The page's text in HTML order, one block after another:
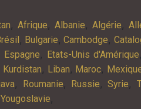
, Afrique, Albanie, Algérie,
, Bulgarie,Cambodge,
Espagne, Etats-Unis d'Amérique,
Kurdistan, Liban, Maroc,
, Roumanie, Russie,Syrie,
Yougoslavie,